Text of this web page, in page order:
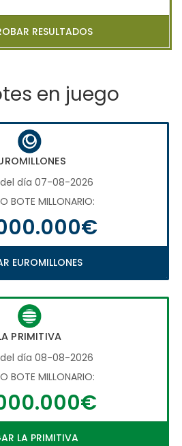
RESULTADOS
en juego
día 07-08-2026
BOTE MILLONARIO:
EUROMILLONES
PRIMITIVA
día 08-08-2026
BOTE MILLONARIO:
LA PRIMITIVA